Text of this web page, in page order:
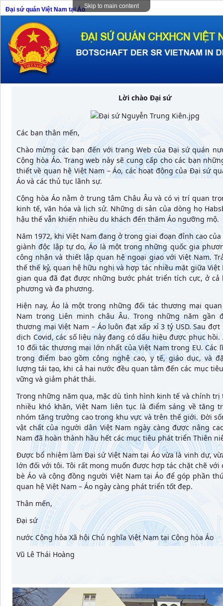
Skip to main content
Đại sứ quán Việt Nam tại Áo
Lời chào Đại sứ
Các bạn thân mến,
Chào mừng các bạn đến với trang Web của Đại sứ quán
Cộng hòa Áo. Trang web này sẽ cung cấp cho các bạn
thiết về quan hệ Việt Nam – Áo, các hoạt động của Đại sứ
Áo và các thủ tục lãnh sự.
Cộng hòa Áo nằm ở trung tâm Châu Âu và có vị trí quan
kinh tế, văn hóa và lịch sử. Những di sản của dòng họ
hậu thế vẫn khiến nhiều du khách đến thăm Áo ngưỡng mộ.
Năm 1972, khi Việt Nam đang ở trong giai đoạn đỉnh cao
giành độc lập tự do, Áo là một trong những quốc gia
công nhận và thiết lập quan hệ ngoại giao với Việt Nam.
thế thế kỷ, quan hệ hữu nghị và hợp tác nhiều mặt giữa Việt
gian qua đã đạt được những bước phát triển tích cực, ở cả
phương và đa phương.
Hiện nay, Áo là một trong những đối tác thương mại
Nam trong Liên minh châu Âu. Trong những năm gần
thương mại Việt Nam – Áo luôn đạt xấp xỉ 3 tỷ USD. Sau
dịch Covid, các số liệu này đang có dấu hiệu được phục hồi.
10 đối tác thương mại lớn nhất của Việt Nam trong EU. Các
trọng điểm bao gồm công nghệ cao, y tế, giáo dục, và
lượng tái tạo, khi cả hai nước đều quan tâm đến các mục
vững và giảm phát thải.
Trong những năm qua, mặc dù tình hình kinh tế và chính
nhiều khó khăn, Việt Nam liên tục là điểm sáng về tăng
nhóm tăng trưởng cao trong khu vực và trên thế giới. Đời
vật chất của người dân Việt Nam ngày càng được nâng
Nam đã hoàn thành hầu hết các mục tiêu phát triển Thiên
Được bổ nhiệm làm Đại sứ Việt Nam tại Áo vừa là vinh dự,
lớn đối với tôi. Tôi rất mong muốn được hợp tác chặt chẽ với
bè Áo và cộng đồng người Việt Nam tại Áo để góp phần
quan hệ Việt Nam – Áo ngày càng phát triển tốt đẹp.
Thân mến,
Đại sứ
nước Cộng hòa Xã hội Chủ nghĩa Việt Nam tại Cộng hòa Áo
Vũ Lê Thái Hoàng​